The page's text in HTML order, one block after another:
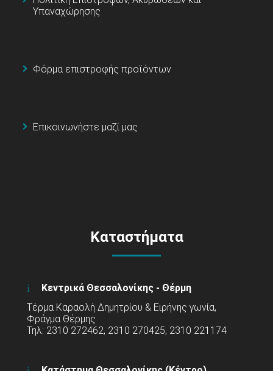
Υπαναχώρησης
Φόρμα επιστροφής προϊόντων
Επικοινωνήστε μαζί μας
Καταστήματα
Κεντρικά Θεσσαλονίκης - Θέρμη
Τέρμα Καραολή Δημητρίου & Ειρήνης γωνία,
Φράγμα Θέρμης
Τηλ: 2310 272462, 2310 270425, 2310 221174